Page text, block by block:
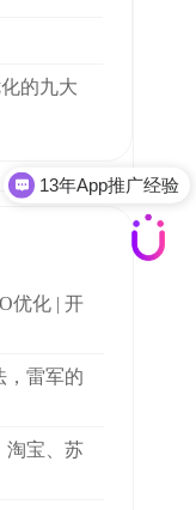
的九大
优化 | 开
，雷军的
淘宝、苏
13年App推广经验
ASO全案优化